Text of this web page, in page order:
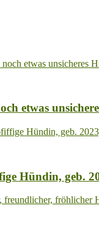
etwas
Hündin, geb.